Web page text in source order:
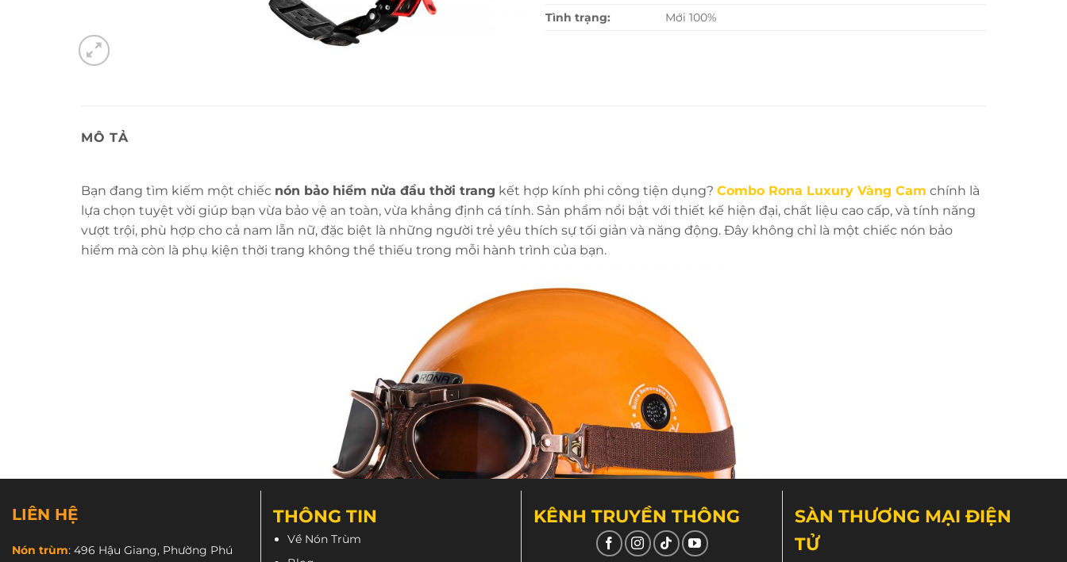
Tình trạng:
Mới 100%
MÔ TẢ
Bạn đang tìm kiếm một chiếc nón bảo hiểm nửa đầu thời trang kết hợp kính phi công tiện dụng? Combo Rona Luxury Vàng Cam chính là
lựa chọn tuyệt vời giúp bạn vừa bảo vệ an toàn, vừa khẳng định cá tính. Sản phẩm nổi bật với thiết kế hiện đại, chất liệu cao cấp, và tính năng
vượt trội, phù hợp cho cả nam lẫn nữ, đặc biệt là những người trẻ yêu thích sự tối giản và năng động. Đây không chỉ là một chiếc nón bảo
hiểm mà còn là phụ kiện thời trang không thể thiếu trong mỗi hành trình của bạn.
LIÊN HỆ
Nón trùm: 496 Hậu Giang, Phường Phú
THÔNG TIN
Về Nón Trùm
KÊNH TRUYỀN THÔNG
SÀN THƯƠNG MẠI ĐIỆN
TỬ